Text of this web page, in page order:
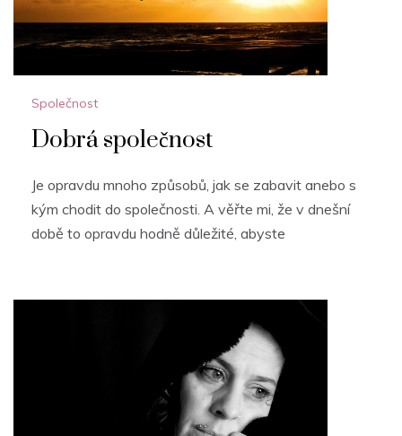
Společnost
Dobrá společnost
Je opravdu mnoho způsobů, jak se zabavit anebo s
kým chodit do společnosti. A věřte mi, že v dnešní
době to opravdu hodně důležité, abyste